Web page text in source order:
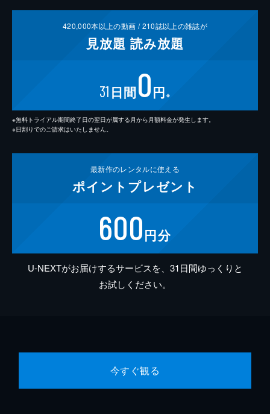
420,000本以上の動画 /210誌以上の雑誌が
見放題 読み放題
31 日間0円 ※
※無料トライアル期間終了日の翌日が属する月から月額料金が発生します。
※日割りでのご請求はいたしません。
最新作のレンタルに使える
ポイント プレゼント
600円分
U-NEXTがお届けするサービスを、31日間ゆっくりと
お試しください。
今すぐ観る